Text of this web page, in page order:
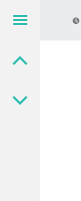
Menu